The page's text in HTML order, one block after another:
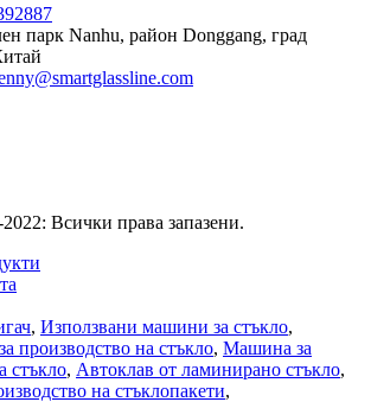
парк Nanhu, район Donggang, град
Всички права запазени.
, Използвани машини за стъкло,
производство на стъкло, Машина за
стъкло, Автоклав от ламинирано стъкло,
на стъклопакети,